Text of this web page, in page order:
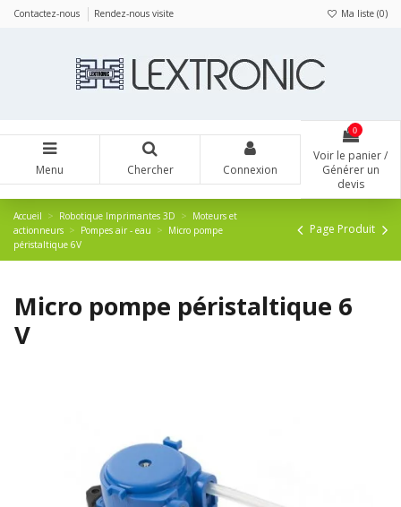
Contactez-nous Rendez-nous visite Ma liste (0)
Menu Chercher Connexion
0
Voir le panier /
Générer un
devis
Accueil Robotique Imprimantes 3D
Moteurs et
actionneurs
Pompes air - eau
Micro pompe
péristaltique 6V
Page Produit
Micro pompe péristaltique 6
V
Panneau de gestion des cookies